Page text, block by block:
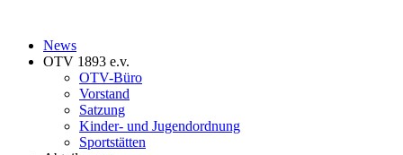
News
OTV 1893 e.v.
OTV-Büro
Vorstand
Satzung
Kinder- und Jugendordnung
Sportstätten